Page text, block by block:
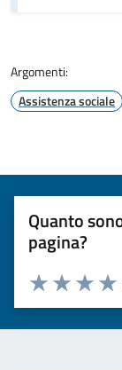
Argomenti:
Assistenza sociale
Quanto
pagina?
Valuta da 1 a 5
Valuta
Valuta 2
Valuta 1 stelle